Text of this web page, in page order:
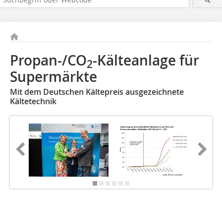
Propan-/CO2-Kälteanlage für
Supermärkte
Mit dem Deutschen Kältepreis ausgezeichnete
Kältetechnik